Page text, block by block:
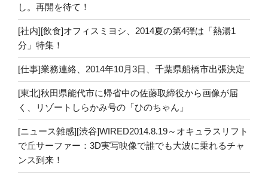
し。再開を待て！
[社内][飲食]オフィスミヨシ、2014夏の第4弾は「熱湯1
分」特集！
[仕事]業務連絡、2014年10月3日、千葉県船橋市出張決定
[東北]秋田県能代市に帰省中の佐藤取締役から画像が届
く、リゾートしらかみ号の「ひのちゃん」
[ニュース雑感][渋谷]WIRED2014.8.19～オキュラスリフト
で丘サーファー：3D実写映像で誰でも大波に乗れるチャ
ンス到来！